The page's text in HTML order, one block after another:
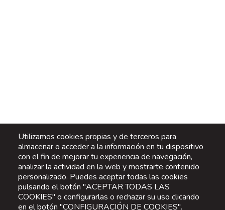
Utilizamos cookies propias y de terceros para
almacenar o acceder a la información en tu dispositivo
con el fin de mejorar tu experiencia de navegación,
analizar la actividad en la web y mostrarte contenido
personalizado. Puedes aceptar todas las cookies
pulsando el botón "ACEPTAR TODAS LAS
COOKIES" o configurarlas o rechazar su uso clicando
en el botón "CONFIGURACIÓN DE COOKIES".